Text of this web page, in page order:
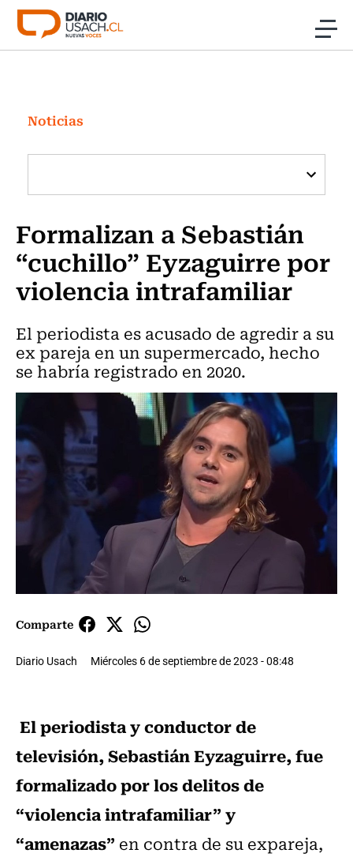
Click acá para ir directamente al contenido
Investigación
Cultura
Programas Radio y TV Usach
Noticias
Formalizan a Sebastián
“cuchillo” Eyzaguirre por
violencia intrafamiliar
El periodista es acusado de agredir a su
ex pareja en un supermercado, hecho
se habría registrado en 2020.
Comparte
Diario Usach Miércoles 6 de septiembre de 2023 - 08:48
El periodista y conductor de
televisión, Sebastián Eyzaguirre, fue
formalizado por los delitos de
“violencia intrafamiliar” y
“amenazas” en contra de su expareja,